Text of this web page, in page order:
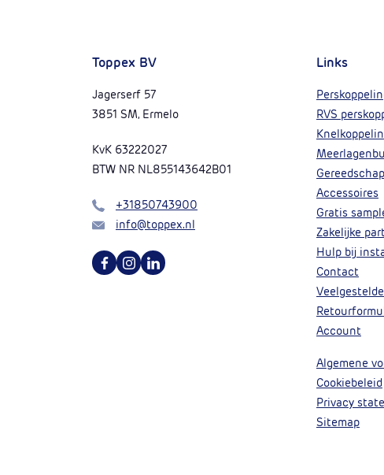
Toppex BV
Jagerserf 57
3851 SM, Ermelo
KvK 63222027
BTW NR NL855143642B01
Bel
+31850743900
Mail
info@toppex.nl
Volg ons op Facebook
Volg ons op Instagram
Volg ons op Linkedin
Links
RVS
Gereedschap
Accessoires
Gratis
Zakelijke
Hulp bij
Contact
Account
Algemene
Cookiebeleid
Privacy
Sitemap